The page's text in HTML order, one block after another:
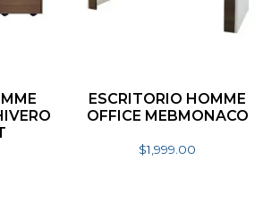
ESCRITORIO HOMME
OFFICE MEBMONACO
$1,999.00